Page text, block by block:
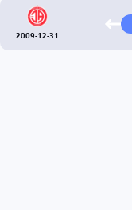
2009-12-31